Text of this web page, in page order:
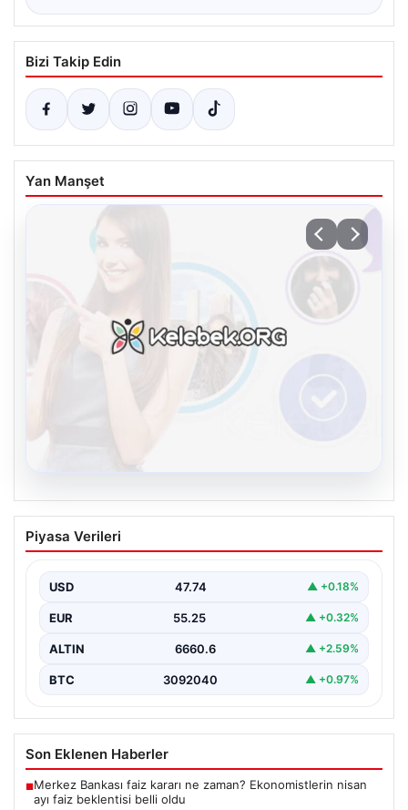
Bizi Takip Edin
Yan Manşet
Kelebek.Org İle Sanal İletişimin Güvenli
Adresi Ve Sohbet Deneyimi
kurması kritik bir değer ifade etmektedir. Halen…
Piyasa Verileri
USD 47.74 ▲ +0.18%
EUR 55.25 ▲ +0.32%
ALTIN 6660.6 ▲ +2.59%
BTC 3092040 ▲ +0.97%
Son Eklenen Haberler
■Merkez Bankası faiz kararı ne zaman? Ekonomistlerin nisan
ayı faiz beklentisi belli oldu